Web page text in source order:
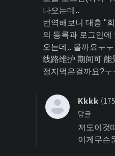
나오는데..
번역해보니 대충 "
의 등록과 로그인
오는데.. 몰까요ㅜㅜ
线路维护 期间可 能
정지먹은걸까요?ㅜ
Kkkk
답글
저도이것
이게무슨